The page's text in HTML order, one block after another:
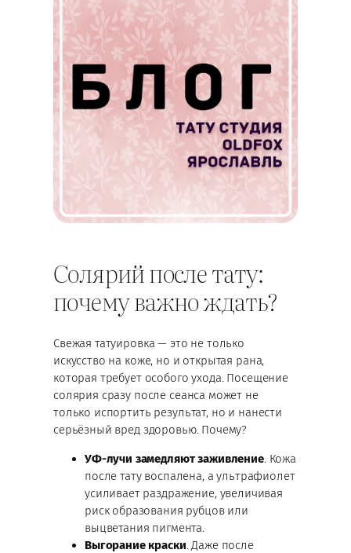
Солярий после тату:
почему важно ждать?
Свежая татуировка — это не только
искусство на коже, но и открытая рана,
которая требует особого ухода. Посещение
солярия сразу после сеанса может не
только испортить результат, но и нанести
серьёзный вред здоровью. Почему?
УФ-лучи замедляют заживление. Кожа
после тату воспалена, а ультрафиолет
усиливает раздражение, увеличивая
риск образования рубцов или
выцветания пигмента.
Выгорание краски. Даже после